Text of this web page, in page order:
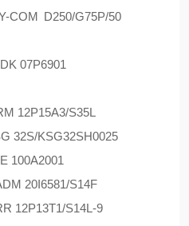
COM D250/G75P/50
07P6901
12P15A3/S35L
32S/KSG32SH0025
100A2001
20I6581/S14F
12P13T1/S14L-9